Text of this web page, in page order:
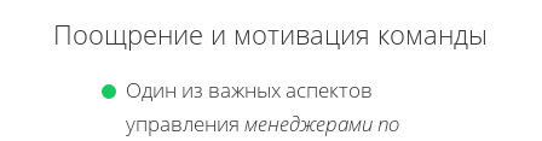
Поощрение и мотивация команды
Один из важных аспектов
управления менеджерами по